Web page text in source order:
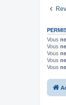
Vous
Vous
Vous
Vous
Vous